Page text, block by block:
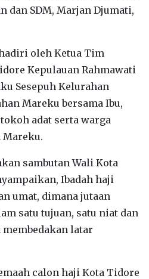
dan SDM, Marjan Djumati,
oleh Ketua Tim
Kepulauan Rahmawati
Sesepuh Kelurahan
Mareku bersama Ibu,
adat serta warga
Mareku.
sambutan Wali Kota
Ibadah haji
umat, dimana jutaan
satu tujuan, satu niat dan
latar
calon haji Kota Tidore